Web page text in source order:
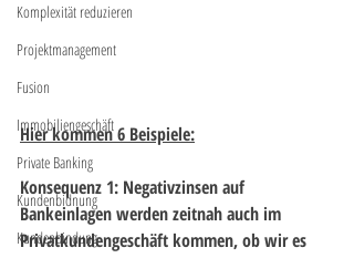
Komplexität reduzieren
Projektmanagement
Fusion
Immobiliengeschäft
Private Banking
Kundenbidnung
Kundenbindung
Hier kommen 6 Beispiele:
Konsequenz 1: Negativzinsen auf
Bankeinlagen werden zeitnah auch im
Privatkundengeschäft kommen, ob wir es